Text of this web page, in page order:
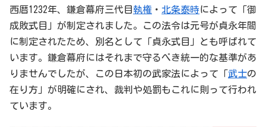
西暦1232年、鎌倉幕府三代目執権 ・ 北条泰時によって「御
成敗式目」が制定されました。この法令は元号が貞永年間
に制定されたため、別名として「貞永式目」とも呼ばれて
います。鎌倉幕府にはそれまで守るべき統一的な基準があ
りませんでしたが、この日本初の武家法によって「武士の
在り方」が明確にされ、裁判や処罰もこれに則って行われ
ています。